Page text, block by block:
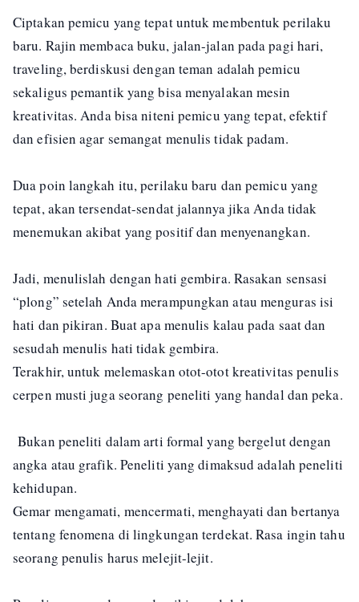
Ciptakan pemicu yang tepat untuk membentuk perilaku
baru. Rajin membaca buku, jalan-jalan pada pagi hari,
traveling, berdiskusi dengan teman adalah pemicu
sekaligus pemantik yang bisa menyalakan mesin
kreativitas. Anda bisa niteni pemicu yang tepat, efektif
dan efisien agar semangat menulis tidak padam.
Dua poin langkah itu, perilaku baru dan pemicu yang
tepat, akan tersendat-sendat jalannya jika Anda tidak
menemukan akibat yang positif dan menyenangkan.
Jadi, menulislah dengan hati gembira. Rasakan sensasi
“plong” setelah Anda merampungkan atau menguras isi
hati dan pikiran. Buat apa menulis kalau pada saat dan
sesudah menulis hati tidak gembira.
Terakhir, untuk melemaskan otot-otot kreativitas penulis
cerpen musti juga seorang peneliti yang handal dan peka.
Bukan peneliti dalam arti formal yang bergelut dengan
angka atau grafik. Peneliti yang dimaksud adalah peneliti
kehidupan.
Gemar mengamati, mencermati, menghayati dan bertanya
tentang fenomena di lingkungan terdekat. Rasa ingin tahu
seorang penulis harus melejit-lejit.